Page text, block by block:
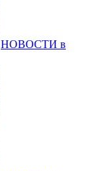
НОВОСТИ в